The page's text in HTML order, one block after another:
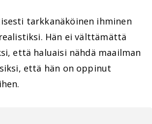
tarkkanäköinen ihminen
Hän ei välttämättä
että haluaisi nähdä maailman
että hän on oppinut